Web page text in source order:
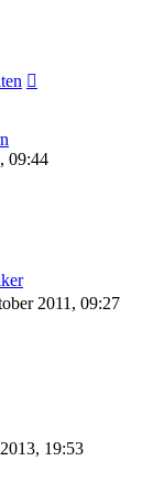
09:44
2011, 09:27
19:53